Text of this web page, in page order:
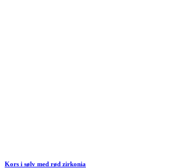
Kors i sølv med rød zirkonia